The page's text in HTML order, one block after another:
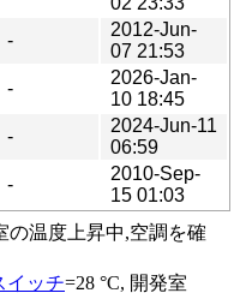
-
2012-Jun-
07 21:53
-
2026-Jan-
10 18:45
-
2024-Jun-11
06:59
-
2010-Sep-
15 01:03